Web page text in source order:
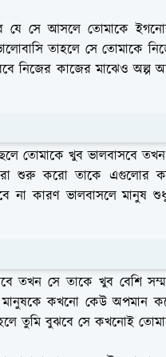
যে সে আসলে তোমাকে
তাহলে সে তোমাকে
নিজের কাজের মাঝেও অল্প
তোমাকে খুব ভালবাসবে
করা শুরু করো তাকে
কারণ ভালবাসলে মানুষ
তখন সে তাকে খুব বেশি
কখনো কেউ অপমান
তুমি বুঝবে সে কখনোই